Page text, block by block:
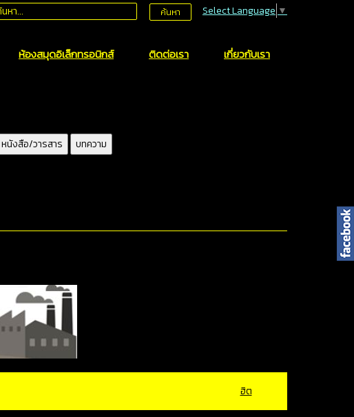
Select Language ▼
ค้นหา
ห้องสมุดอิเล็กทรอนิกส์ ติดต่อเรา เกี่ยวกับเรา
หนังสือ/วารสาร บทความ
ฮิต